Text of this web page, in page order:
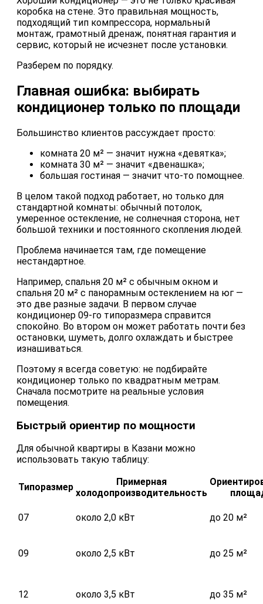
коробка на стене. Это правильная мощность,
подходящий тип компрессора, нормальный
монтаж, грамотный дренаж, понятная гарантия и
сервис, который не исчезнет после установки.
Разберем по порядку.
Главная ошибка: выбирать
кондиционер только по площади
Большинство клиентов рассуждает просто:
комната 20 м² — значит нужна «девятка»;
комната 30 м² — значит «двенашка»;
большая гостиная — значит что-то помощнее.
В целом такой подход работает, но только для
стандартной комнаты: обычный потолок,
умеренное остекление, не солнечная сторона, нет
большой техники и постоянного скопления людей.
Проблема начинается там, где помещение
нестандартное.
Например, спальня 20 м² с обычным окном и
спальня 20 м² с панорамным остеклением на юг —
это две разные задачи. В первом случае
кондиционер 09-го типоразмера справится
спокойно. Во втором он может работать почти без
остановки, шуметь, долго охлаждать и быстрее
изнашиваться.
Поэтому я всегда советую: не подбирайте
кондиционер только по квадратным метрам.
Сначала посмотрите на реальные условия
помещения.
Быстрый ориентир по мощности
Для обычной квартиры в Казани можно
использовать такую таблицу:
Типоразмер
Примерная
холодопроизводительность
07 около 2,0 кВт до 20 м²
09 около 2,5 кВт до 25 м²
12 около 3,5 кВт до 35 м²